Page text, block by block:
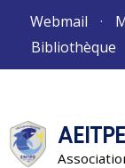
Webmail
Bibliothèque
AEITPE